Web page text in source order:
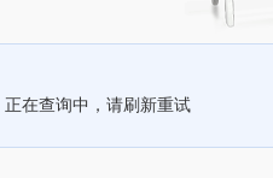
正在查询中，请刷新重试